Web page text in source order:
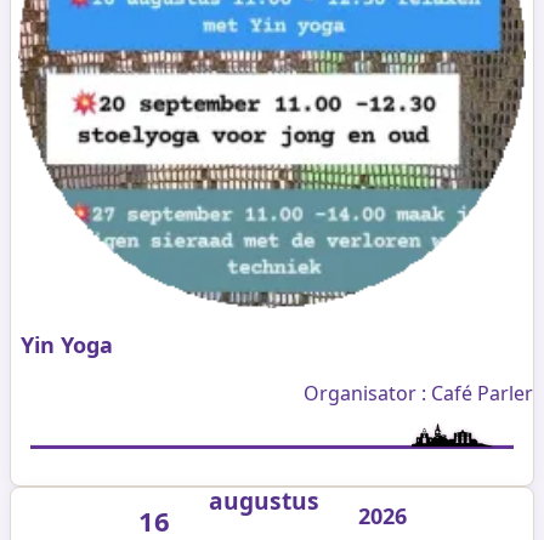
Yin Yoga
Organisator : Café Parler
16
augustus 2026